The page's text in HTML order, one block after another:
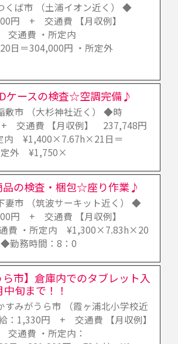
ば市 （土浦イオン近く） ◆
+ 交通費 【月収例】
通費 ・所定内
日＝304,000円 ・所定外
ケースの検査☆空調完備♪
敷市 （大杉神社近く） ◆時
交通費 【月収例】 237,748円
内 ¥1,400×7.67h×21日＝
定外 ¥1,750×
品の検査・梱包☆座り作業♪
市 （筑波サーキット近く） ◆
円 + 交通費 【月収例】
費 ・所定内 ¥1,300×7.83h×20
勤務時間：8：0
ら市】倉庫内でのタブレット入
旬まで！！
みがうら市 （霞ヶ浦北小学校近
1,330円 + 交通費 【月収例】
通費 ・所定内：